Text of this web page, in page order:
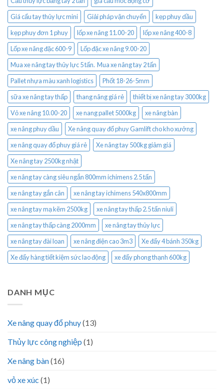
Giá cẩu tay thủy lực mini
Giải pháp vận chuyển
kẹp phuy dầu
kẹp phuy đơn 1 phuy
lốp xe nâng 11.00-20
lốp xe nâng 400-8
Lốp xe nâng đặc 600-9
Lốp đặc xe nâng 9.00-20
Mua xe nâng tay thủy lực 5 tấn. Mua xe nâng tay 2 tấn
Pallet nhựa màu xanh logistics
Phốt 18-26-5mm
sữa xe nâng tay thấp
thang nâng giá rẻ
thiết bị xe nâng tay 3000kg
Vỏ xe nâng 10.00-20
xe nang pallet 5000kg
xe nâng bàn
xe nâng phuy dầu
Xe nâng quay đổ phuy Gamlift cho kho xưởng
xe nâng quay đổ phuy giá rẻ
Xe nâng tay 500kg giảm giá
Xe nâng tay 2500kg nhật
xe nâng tay càng siêu ngắn 800mm ichimens 2.5 tấn
xe nâng tay gắn cân
xe nâng tay ichimens 540x800mm
xe nâng tay mạ kẽm 2500kg
xe nâng tay thấp 2.5 tấn niuli
xe nâng tay thấp càng 2000mm
xe nâng tay thủy lực
xe nâng tay đài loan
xe nâng điện cao 3m3
Xe đẩy 4 bánh 350kg
Xe đẩy hàng tiết kiệm sức lao động
xe đẩy phong thạnh 600kg
DANH MỤC
Xe nâng quay đổ phuy(13)
Thủy lực công nghiệp (1)
Xe nâng bàn(16)
vỏ xe xúc (1)